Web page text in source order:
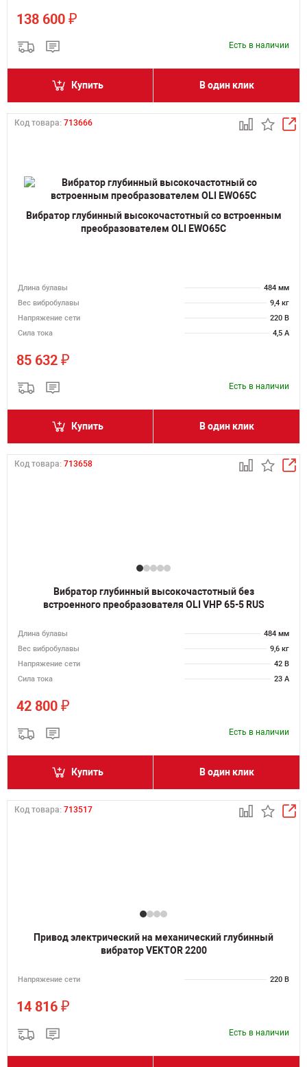
138 600 ₽
Есть в наличии
Купить В один клик
Код товара: 713666
Вибратор глубинный высокочастотный со встроенным
преобразователем OLI EWO65C
Длина булавы
484 мм
Вес вибробулавы
9,4 кг
Напряжение сети
220 В
Сила тока
4,5 А
85 632 ₽
Есть в наличии
Купить В один клик
Код товара: 713658
Вибратор глубинный высокочастотный без
встроенного преобразователя OLI VHP 65-5 RUS
Длина булавы
484 мм
Вес вибробулавы
9,6 кг
Напряжение сети
42 В
Сила тока
23 А
42 800 ₽
Есть в наличии
Купить В один клик
Код товара: 713517
Привод электрический на механический глубинный
вибратор VEKTOR 2200
Напряжение сети 220 В
14 816 ₽
Есть в наличии